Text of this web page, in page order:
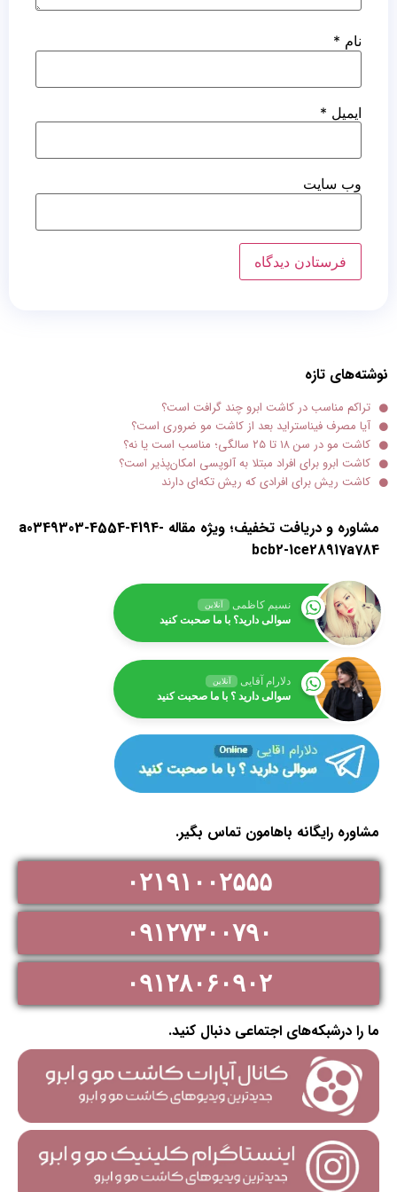
نام *
ایمیل *
وب‌ سایت
نوشته‌های تازه
تراکم مناسب در کاشت ابرو چند گرافت است؟
آیا مصرف فیناستراید بعد از کاشت مو ضروری است؟
کاشت مو در سن ۱۸ تا ۲۵ سالگی؛ مناسب است یا نه؟
کاشت ابرو برای افراد مبتلا به آلوپسی امکان‌پذیر است؟
کاشت ریش برای افرادی که ریش تکه‌ای دارند
مشاوره و دریافت تخفیف؛ ویژه مقاله a0349303-4554-4194-
bcb2-1ce28917a784
نسیم کاظمی آنلاین
سوالی دارید؟ با ما صحبت کنید
دلارام آقایی آنلاین
سوالی دارید ؟ با ما صحبت کنید
مشاوره رایگانه باهامون تماس بگیر.
۰۲۱۹۱۰۰۲۵۵۵
۰۹۱۲۷۳۰۰۷۹۰
۰۹۱۲۸۰۶۰۹۰۲
ما را درشبکه‌های اجتماعی دنبال کنید.